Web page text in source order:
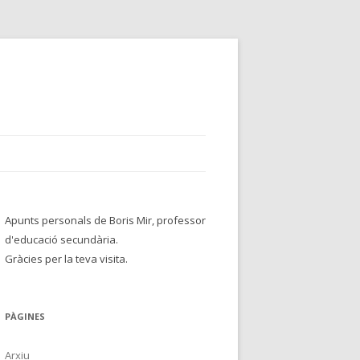
Apunts personals de Boris Mir, professor
d'educació secundària.
Gràcies per la teva visita.
PÀGINES
Arxiu